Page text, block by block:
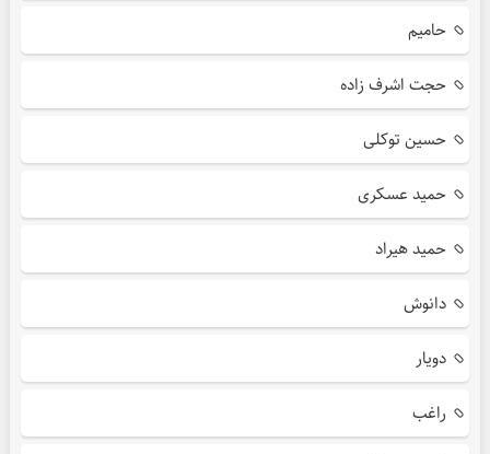
حامیم
حجت اشرف زاده
حسین توکلی
حمید عسکری
حمید هیراد
دانوش
دویار
راغب